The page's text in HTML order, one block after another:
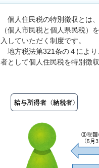
個人住民税の特別徴収とは
（個人市民税と個人県民税）
入していただく制度です。
地方税法第321条の４により
者として個人住民税を特別徴